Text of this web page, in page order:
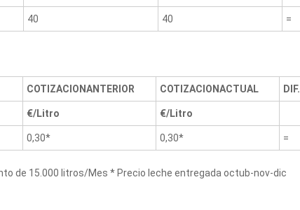
40 40 =
COTIZACIONANTERIOR COTIZACIONACTUAL DIF.
€/Litro €/Litro
0,30* 0,30* =
de 15.000 litros/Mes * Precio leche entregada octub-nov-dic